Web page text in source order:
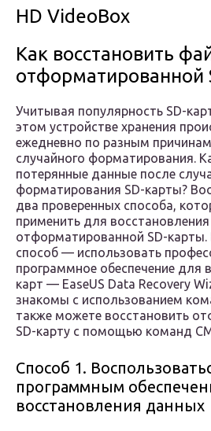
HD VideoBox
Как восстановить
отформатированной
Учитывая популярность SD-
этом устройстве хранения
ежедневно по разным
случайного форматирования.
потерянные данные после
форматирования SD-карты?
два проверенных способа,
применить для
отформатированной SD-карты.
способ — использовать
программное обеспечение для
карт — EaseUS Data Recovery
знакомы с использованием
также можете восстановить
SD-карту с помощью команд
Способ 1.
программным
восстановления данных